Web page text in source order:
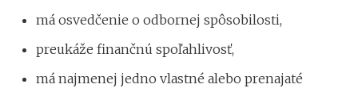
má osvedčenie o odbornej spôsobilosti,
preukáže finančnú spoľahlivosť,
má najmenej jedno vlastné alebo prenajaté